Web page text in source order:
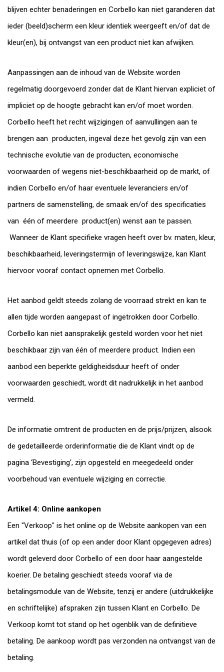
blijven echter benaderingen en Corbello kan niet garanderen dat
ieder (beeld)scherm een kleur identiek weergeeft en/of dat de
kleur(en), bij ontvangst van een product niet kan afwijken.
Aanpassingen aan de inhoud van de Website worden
regelmatig doorgevoerd zonder dat de Klant hiervan expliciet of
impliciet op de hoogte gebracht kan en/of moet worden.
Corbello heeft het recht wijzigingen of aanvullingen aan te
brengen aan producten, ingeval deze het gevolg zijn van een
technische evolutie van de producten, economische
voorwaarden of wegens niet-beschikbaarheid op de markt, of
indien Corbello en/of haar eventuele leveranciers en/of
partners de samenstelling, de smaak en/of des specificaties
van één of meerdere product(en) wenst aan te passen.
Wanneer de Klant specifieke vragen heeft over bv. maten, kleur,
beschikbaarheid, leveringstermijn of leveringswijze, kan Klant
hiervoor vooraf contact opnemen met Corbello.
Het aanbod geldt steeds zolang de voorraad strekt en kan te
allen tijde worden aangepast of ingetrokken door Corbello.
Corbello kan niet aansprakelijk gesteld worden voor het niet
beschikbaar zijn van één of meerdere product. Indien een
aanbod een beperkte geldigheidsduur heeft of onder
voorwaarden geschiedt, wordt dit nadrukkelijk in het aanbod
vermeld.
De informatie omtrent de producten en de prijs/prijzen, alsook
de gedetailleerde orderinformatie die de Klant vindt op de
pagina ‘Bevestiging', zijn opgesteld en meegedeeld onder
voorbehoud van eventuele wijziging en correctie.
Artikel 4: Online aankopen
Een "Verkoop" is het online op de Website aankopen van een
artikel dat thuis (of op een ander door Klant opgegeven adres)
wordt geleverd door Corbello of een door haar aangestelde
koerier. De betaling geschiedt steeds vooraf via de
betalingsmodule van de Website, tenzij er andere (uitdrukkelijke
en schriftelijke) afspraken zijn tussen Klant en Corbello. De
Verkoop komt tot stand op het ogenblik van de definitieve
betaling. De aankoop wordt pas verzonden na ontvangst van de
betaling.